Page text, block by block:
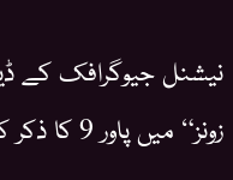
نیشنل جیوگرافک کے
زونز“ میں پاور 9 کا ذکر کیا ہے جو درض ذیل ہیں۔